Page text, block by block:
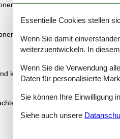
kaltem Wasser, Dusche
Terrasse
Essentielle Cookies stellen
Wenn Sie damit
weiterzuentwickeln. In
Wenn Sie die Verwendung
Daten für personalisierte
Sie können Ihre Einwilligung
Siehe auch unsere